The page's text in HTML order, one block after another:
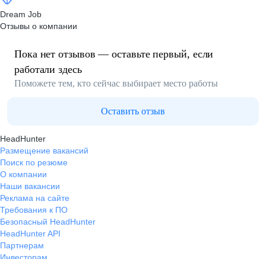
Dream Job
Отзывы о компании
Пока нет отзывов — оставьте первый, если
работали здесь
Поможете тем, кто сейчас выбирает место работы
Оставить отзыв
HeadHunter
Размещение вакансий
Поиск по резюме
О компании
Наши вакансии
Реклама на сайте
Требования к ПО
Безопасный HeadHunter
HeadHunter API
Партнерам